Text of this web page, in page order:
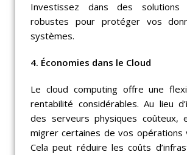
Investissez dans des solutions
robustes pour protéger vos
systèmes.
4. Économies dans le Cloud
Le cloud computing offre une
rentabilité considérables. Au lieu
des serveurs physiques coûteux,
migrer certaines de vos opérations
Cela peut réduire les coûts